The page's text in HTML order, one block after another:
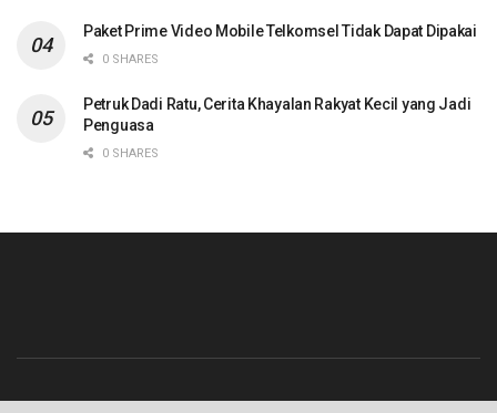
Paket Prime Video Mobile Telkomsel Tidak Dapat Dipakai
0 SHARES
Petruk Dadi Ratu, Cerita Khayalan Rakyat Kecil yang Jadi
Penguasa
0 SHARES